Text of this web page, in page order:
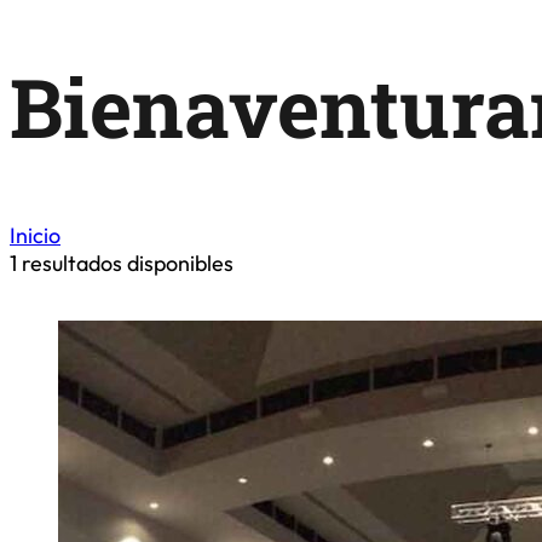
Inicio
1 resultados disponibles